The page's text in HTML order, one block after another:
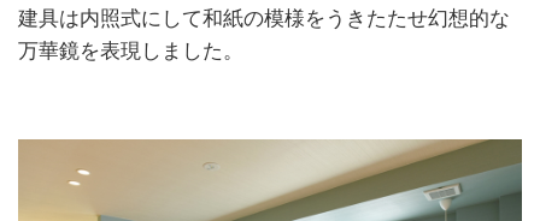
建具は内照式にして和紙の模様をうきたたせ幻想的な
万華鏡を表現しました。